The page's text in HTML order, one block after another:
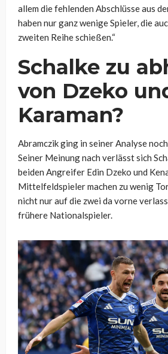
allem die fehlenden Abschlüsse aus
haben nur ganz wenige Spieler, die
zweiten Reihe schießen.“
Schalke zu
von Dzeko
Karaman?
Abramczik ging in seiner Analyse
Seiner Meinung nach verlässt sich
beiden Angreifer Edin Dzeko und
Mittelfeldspieler machen zu wenig
nicht nur auf die zwei da vorne
frühere Nationalspieler.